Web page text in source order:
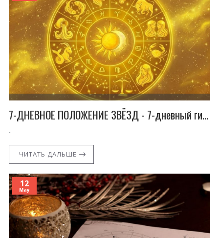
7-ДНЕВНОЕ ПОЛОЖЕНИЕ ЗВЁЗД - 7-дневный гид по ментальному здоровью и кристаллам для всех знаков зодиака.
..
ЧИТАТЬ ДАЛЬШЕ
12
May